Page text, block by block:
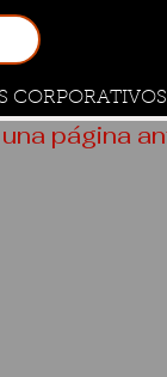
CORPORATIVOS